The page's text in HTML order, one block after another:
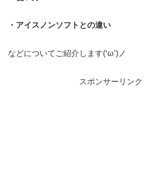
・アイスノンソフトとの違い
などについてご紹介します(‘ω’)ノ
スポンサーリンク